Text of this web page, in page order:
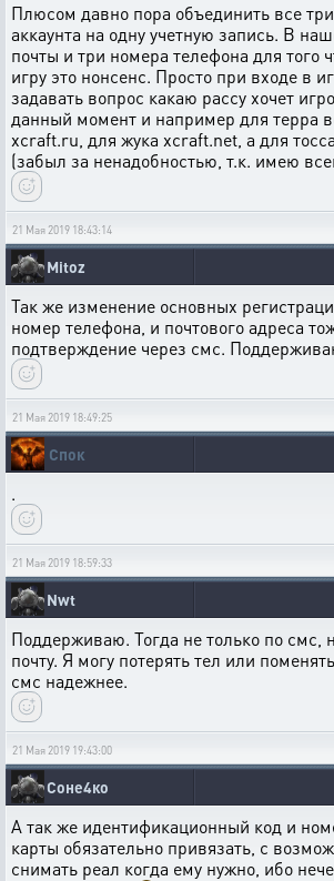
Плюсом давно пора объединить все
аккаунта на одну учетную запись. В
почты и три номера телефона для того
игру это нонсенс. Просто при входе в
задавать вопрос какаю рассу хочет
данный момент и например для терра
xcraft.ru, для жука xcraft.net, а для
(забыл за ненадобностью, т.к. имею
21 Мая 2019 18:43:14
Mitoz
Так же изменение основных
номер телефона, и почтового адреса
подтверждение через смс.
21 Мая 2019 18:49:25
Спок
.
21 Мая 2019 18:59:33
Nwt
Поддерживаю. Тогда не только по смс,
почту. Я могу потерять тел или
смс надежнее.
21 Мая 2019 19:43:00
Соне4ко
А так же идентификационный код и
карты обязательно привязать, с
снимать реал когда ему нужно, ибо